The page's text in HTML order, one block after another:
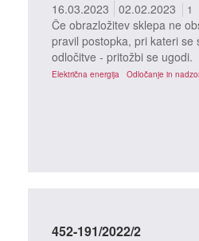
16.03.2023 02.02.2023 1
Če obrazložitev sklepa ne
pravil postopka, pri kateri
odločitve - pritožbi se ugodi.
Električna energija Odločanje in
452-191/2022/2